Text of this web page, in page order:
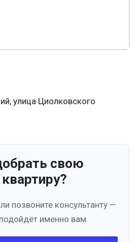
улица Циолковского
свою
позвоните консультанту —
именно вам.